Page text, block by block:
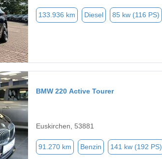
133.936 km Diesel 85 kw (116 PS)
BMW 220 Active Tourer
Euskirchen, 53881
91.270 km Benzin 141 kw (192 PS)